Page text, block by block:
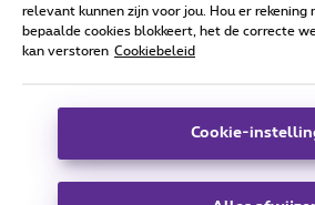
Alle rechten voorbehouden. ©
Algemene voorwaarden,
Deze website is gecreëerd en wordt
Koning Albert II-laan 27 - B-1030
relevant kunnen zijn voor jou. Hou er rekening
bepaalde cookies blokkeert, het de correcte
kan verstoren Cookiebeleid
Cookie-